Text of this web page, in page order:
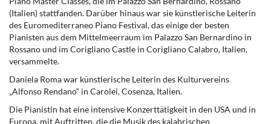
(Italien) stattfanden. Darüber hinaus war sie künstlerische Leiterin
des Euromediterraneo Piano Festival, das einige der besten
Pianisten aus dem Mittelmeerraum im Palazzo San Bernardino in
Rossano und im Corigliano Castle in Corigliano Calabro, Italien,
versammelte.
Daniela Roma war künstlerische Leiterin des Kulturvereins
„Alfonso Rendano“ in Carolei, Cosenza, Italien.
Die Pianistin hat eine intensive Konzerttätigkeit in den USA und in
Europa, mit Auftritten, die die Musik des kalabrischen